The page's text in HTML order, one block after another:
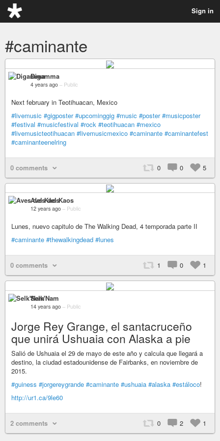
Sign in
#caminante
Digamma
4 years ago – Public
Next february in Teotihuacan, Mexico
#livemusic #gigposter #upcominggig #music #poster #musicposter
#festival #musicfestival #rock #teotihuacan #mexico
#livemusicteotihuacan #livemusicmexico #caminante #caminantefest
#caminanteenelring
0 comments 0 0 5
Aves del Kaos
12 years ago – Public
Lunes, nuevo capitulo de The Walking Dead, 4 temporada parte II
#caminante #thewalkingdead #lunes
0 comments 1 0 1
Selk'Nam
14 years ago – Public
Jorge Rey Grange, el santacruceño
que unirá Ushuaia con Alaska a pie
Salió de Ushuaia el 29 de mayo de este año y calcula que llegará a
destino, la ciudad estadounidense de Fairbanks, en noviembre de
2015.
#guiness #jorgereygrande #caminante #ushuaia #alaska #estáloco!
http://ur1.ca/9le60
2 comments 0 2 1